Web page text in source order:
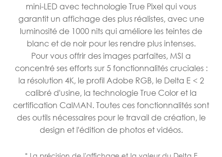
mini-LED avec technologie True Pixel qui vous
garantit un affichage des plus réalistes, avec une
luminosité de 1000 nits qui améliore les teintes de
blanc et de noir pour les rendre plus intenses.
Pour vous offrir des images parfaites, MSI a
concentré ses efforts sur 5 fonctionnalités cruciales :
la résolution 4K, le profil Adobe RGB, le Delta E < 2
calibré d'usine, la technologie True Color et la
certification CalMAN. Toutes ces fonctionnalités sont
des outils nécessaires pour le travail de création, le
design et l'édition de photos et vidéos.